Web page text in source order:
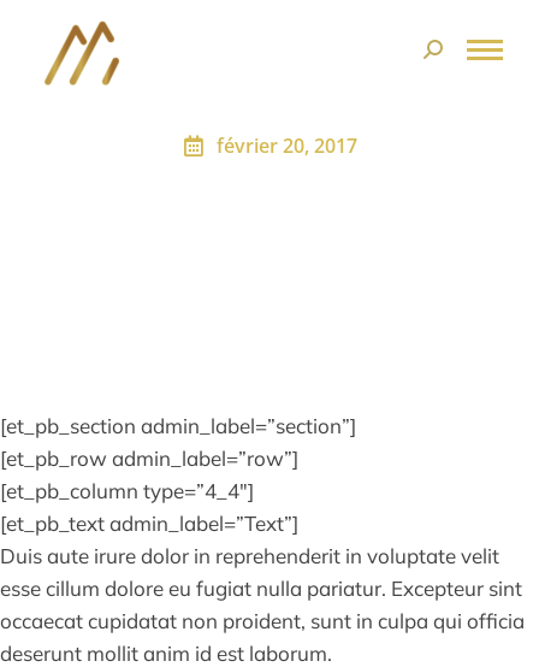
février 20, 2017
[et_pb_section admin_label=”section”]
[et_pb_row admin_label=”row”]
[et_pb_column type=”4_4″]
[et_pb_text admin_label=”Text”]
Duis aute irure dolor in reprehenderit in voluptate velit
esse cillum dolore eu fugiat nulla pariatur. Excepteur sint
occaecat cupidatat non proident, sunt in culpa qui officia
deserunt mollit anim id est laborum.